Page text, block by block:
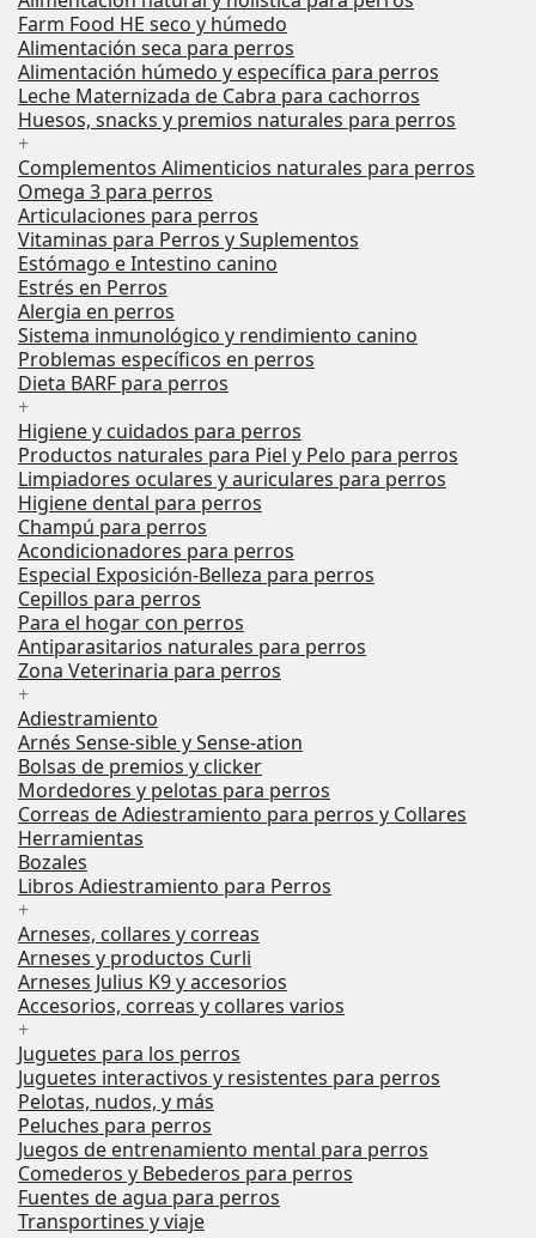
Farm Food HE seco y húmedo
Alimentación seca para perros
Alimentación húmedo y específica para perros
Leche Maternizada de Cabra para cachorros
Huesos, snacks y premios naturales para perros
+
Complementos Alimenticios naturales para perros
Omega 3 para perros
Articulaciones para perros
Vitaminas para Perros y Suplementos
Estómago e Intestino canino
Estrés en Perros
Alergia en perros
Sistema inmunológico y rendimiento canino
Problemas específicos en perros
Dieta BARF para perros
+
Higiene y cuidados para perros
Productos naturales para Piel y Pelo para perros
Limpiadores oculares y auriculares para perros
Higiene dental para perros
Champú para perros
Acondicionadores para perros
Especial Exposición-Belleza para perros
Cepillos para perros
Para el hogar con perros
Antiparasitarios naturales para perros
Zona Veterinaria para perros
+
Adiestramiento
Arnés Sense-sible y Sense-ation
Bolsas de premios y clicker
Mordedores y pelotas para perros
Correas de Adiestramiento para perros y Collares
Herramientas
Bozales
Libros Adiestramiento para Perros
+
Arneses, collares y correas
Arneses y productos Curli
Arneses Julius K9 y accesorios
Accesorios, correas y collares varios
+
Juguetes para los perros
Juguetes interactivos y resistentes para perros
Pelotas, nudos, y más
Peluches para perros
Juegos de entrenamiento mental para perros
Comederos y Bebederos para perros
Fuentes de agua para perros
Transportines y viaje